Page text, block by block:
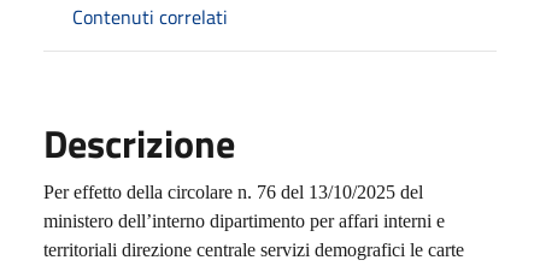
Contenuti correlati
Descrizione
Per effetto della circolare n. 76 del 13/10/2025 del
ministero dell’interno dipartimento per affari interni e
territoriali direzione centrale servizi demografici le carte